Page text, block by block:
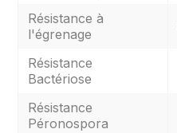
Résistance à
l'égrenage
Résistance
Bactériose
Résistance
Péronospora